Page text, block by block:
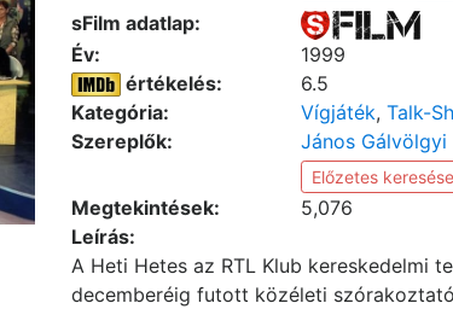
sFilm adatlap:
Év:
1999
értékelés:
6.5
Kategória:
Vígjáték, Talk-
Szereplők:
János Gálvölgyi
Előzetes
Megtekintések:
5,076
Leírás:
A Heti Hetes az RTL Klub kereskedelmi
decemberéig futott közéleti